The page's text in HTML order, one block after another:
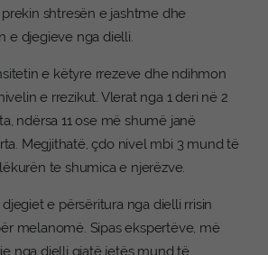
shtresën e jashtme dhe
e djegieve nga dielli.
e këtyre rrezeve dhe ndihmon
e rrezikut. Vlerat nga 1 deri në 2
ndërsa 11 ose më shumë janë
Megjithatë, çdo nivel mbi 3 mund të
te shumica e njerëzve.
e përsëritura nga dielli rrisin
melanomë. Sipas ekspertëve, më